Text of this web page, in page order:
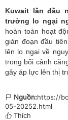
Kuwait lần đầu
trường lo ngại
hoàn toàn hoạt
gián đoạn đầu
lên lo ngại về
trong bối cảnh
gây áp lực lên thị
Nguồn:https://
05-20252.html
Thích